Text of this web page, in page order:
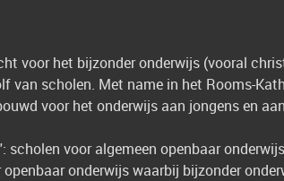
voor het bijzonder onderwijs (vooral
van scholen. Met name in het Rooms-
voor het onderwijs aan jongens en
scholen voor algemeen openbaar
onderwijs waarbij bijzonder